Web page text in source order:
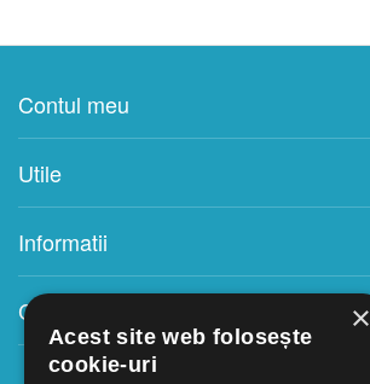
Contul meu
Utile
Informatii
Contact ×
Acest site web folosește
cookie-uri